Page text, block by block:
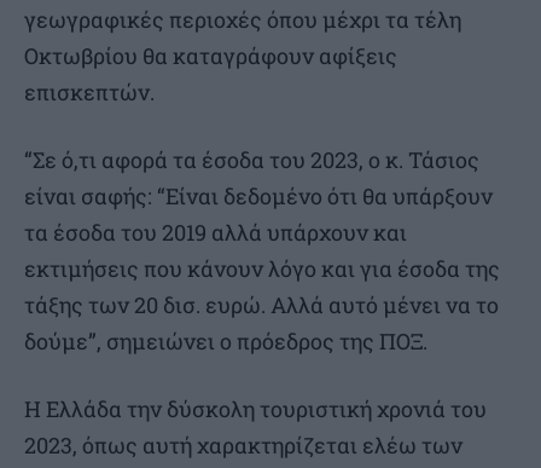
γεωγραφικές περιοχές όπου μέχρι τα τέλη
Οκτωβρίου θα καταγράφουν αφίξεις
επισκεπτών.
“Σε ό,τι αφορά τα έσοδα του 2023, ο κ. Τάσιος
είναι σαφής: “Είναι δεδομένο ότι θα υπάρξουν
τα έσοδα του 2019 αλλά υπάρχουν και
εκτιμήσεις που κάνουν λόγο και για έσοδα της
τάξης των 20 δισ. ευρώ. Αλλά αυτό μένει να το
δούμε”, σημειώνει ο πρόεδρος της ΠΟΞ.
Η Ελλάδα την δύσκολη τουριστική χρονιά του
2023, όπως αυτή χαρακτηρίζεται ελέω των